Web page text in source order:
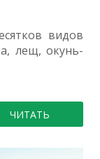
видов
лещ, окунь-
ЧИТАТЬ